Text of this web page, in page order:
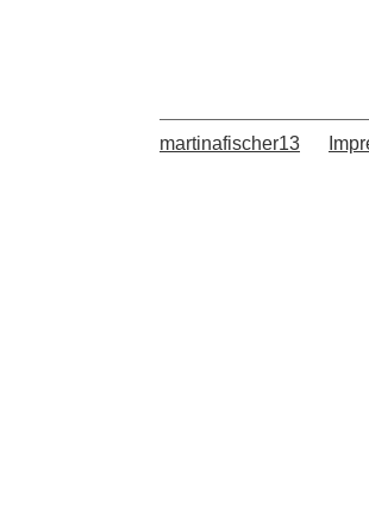
martinafischer13